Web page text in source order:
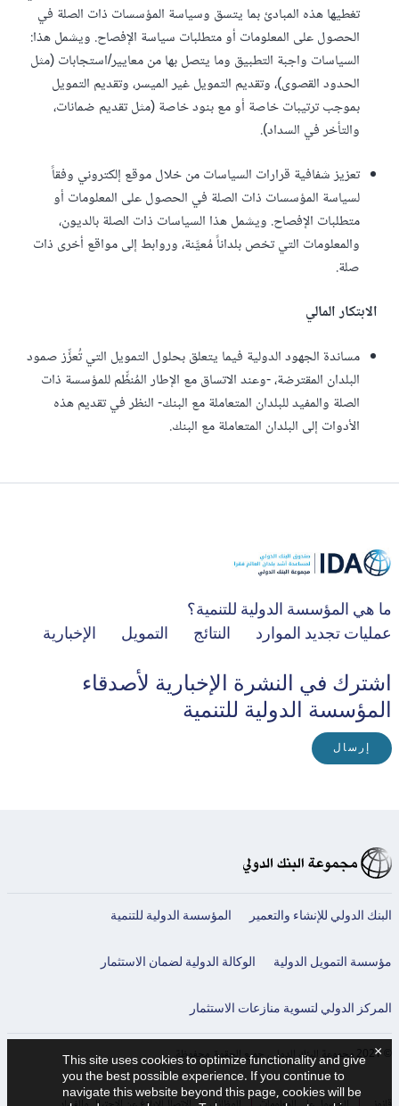
تغطيها هذه المبادئ بما يتسق وسياسة المؤسسات ذات الصلة في
الحصول على المعلومات أو متطلبات سياسة الإفصاح. ويشمل هذا:
السياسات واجبة التطبيق وما يتصل بها من معايير/استجابات (مثل
الحدود القصوى)، وتقديم التمويل غير الميسر، وتقديم التمويل
بموجب ترتيبات خاصة أو مع بنود خاصة (مثل تقديم ضمانات،
والتأخر في السداد).
تعزيز شفافية قرارات السياسات من خلال موقع إلكتروني وفقاً
لسياسة المؤسسات ذات الصلة في الحصول على المعلومات أو
متطلبات الإفصاح. ويشمل هذا السياسات ذات الصلة بالديون،
والمعلومات التي تخص بلداناً مُعيَّنة، وروابط إلى مواقع أخرى ذات
صلة.
الابتكار المالي
مساندة الجهود الدولية فيما يتعلق بحلول التمويل التي تُعزِّز صمود
البلدان المقترضة، -وعند الاتساق مع الإطار المُنظِّم للمؤسسة ذات
الصلة والمفيد للبلدان المتعاملة مع البنك- النظر في تقديم هذه
الأدوات إلى البلدان المتعاملة مع البنك.
ما هي المؤسسة الدولية للتنمية؟
عمليات تجديد الموارد
النتائج التمويل الإخبارية
اشترك في النشرة الإخبارية لأصدقاء
المؤسسة الدولية للتنمية
إرسال
البنك الدولي للإنشاء والتعمير المؤسسة الدولية للتنمية
مؤسسة التمويل الدولية الوكالة الدولية لضمان الاستثمار
المركز الدولي لتسوية منازعات الاستثمار
This site uses cookies to optimize functionality and give
you the best possible experience. If you continue to
navigate this website beyond this page, cookies will be
×